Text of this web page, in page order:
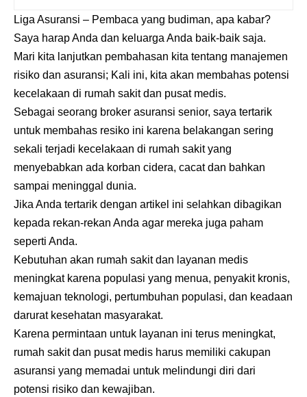
Liga Asuransi – Pembaca yang budiman, apa kabar?
Saya harap Anda dan keluarga Anda baik-baik saja.
Mari kita lanjutkan pembahasan kita tentang manajemen
risiko dan asuransi; Kali ini, kita akan membahas potensi
kecelakaan di rumah sakit dan pusat medis.
Sebagai seorang broker asuransi senior, saya tertarik
untuk membahas resiko ini karena belakangan sering
sekali terjadi kecelakaan di rumah sakit yang
menyebabkan ada korban cidera, cacat dan bahkan
sampai meninggal dunia.
Jika Anda tertarik dengan artikel ini selahkan dibagikan
kepada rekan-rekan Anda agar mereka juga paham
seperti Anda.
Kebutuhan akan rumah sakit dan layanan medis
meningkat karena populasi yang menua, penyakit kronis,
kemajuan teknologi, pertumbuhan populasi, dan keadaan
darurat kesehatan masyarakat.
Karena permintaan untuk layanan ini terus meningkat,
rumah sakit dan pusat medis harus memiliki cakupan
asuransi yang memadai untuk melindungi diri dari
potensi risiko dan kewajiban.